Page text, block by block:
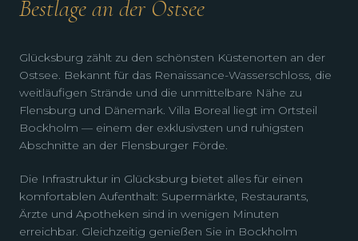
Bestlage an der Ostsee
Glücksburg zählt zu den schönsten Küstenorten an der
Ostsee. Bekannt für das Renaissance-Wasserschloss, die
weitläufigen Strände und die unmittelbare Nähe zu
Flensburg und Dänemark. Villa Boreal liegt im Ortsteil
Bockholm — einem der exklusivsten und ruhigsten
Abschnitte an der Flensburger Förde.
Die Infrastruktur in Glücksburg bietet alles für einen
komfortablen Aufenthalt: Supermärkte, Restaurants,
Ärzte und Apotheken sind in wenigen Minuten
erreichbar. Gleichzeitig genießen Sie in Bockholm